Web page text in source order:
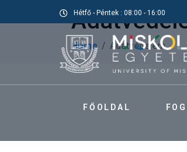
Hétfő - Péntek : 08:00 - 16:00
FŐOLDAL
Home Adatvédelem